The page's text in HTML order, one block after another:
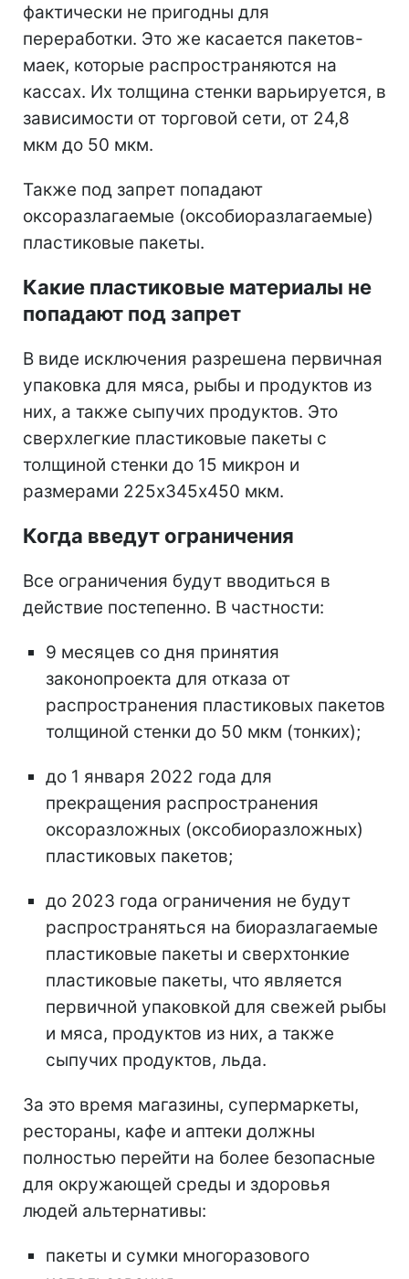
фактически не пригодны для
переработки. Это же касается пакетов-
маек, которые распространяются на
кассах. Их толщина стенки варьируется, в
зависимости от торговой сети, от 24,8
мкм до 50 мкм.
Также под запрет попадают
оксоразлагаемые (оксобиоразлагаемые)
пластиковые пакеты.
Какие пластиковые материалы не
попадают под запрет
В виде исключения разрешена первичная
упаковка для мяса, рыбы и продуктов из
них, а также сыпучих продуктов. Это
сверхлегкие пластиковые пакеты с
толщиной стенки до 15 микрон и
размерами 225х345х450 мкм.
Когда введут ограничения
Все ограничения будут вводиться в
действие постепенно. В частности:
9 месяцев со дня принятия
законопроекта для отказа от
распространения пластиковых пакетов
толщиной стенки до 50 мкм (тонких);
до 1 января 2022 года для
прекращения распространения
оксоразложных (оксобиоразложных)
пластиковых пакетов;
до 2023 года ограничения не будут
распространяться на биоразлагаемые
пластиковые пакеты и сверхтонкие
пластиковые пакеты, что является
первичной упаковкой для свежей рыбы
и мяса, продуктов из них, а также
сыпучих продуктов, льда.
За это время магазины, супермаркеты,
рестораны, кафе и аптеки должны
полностью перейти на более безопасные
для окружающей среды и здоровья
людей альтернативы:
пакеты и сумки многоразового